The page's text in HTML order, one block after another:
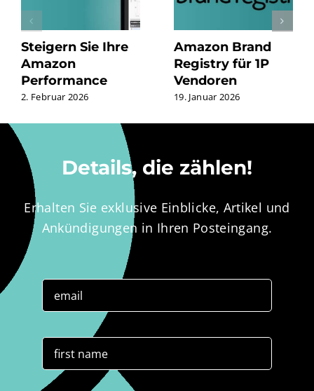
Steigern Sie Ihre
Amazon
Performance
2. Februar 2026
Amazon Brand
Registry für 1P
Vendoren
19. Januar 2026
Details, die zählen!
Erhalten Sie exklusive Einblicke, Artikel und
Ankündigungen in Ihren Posteingang.